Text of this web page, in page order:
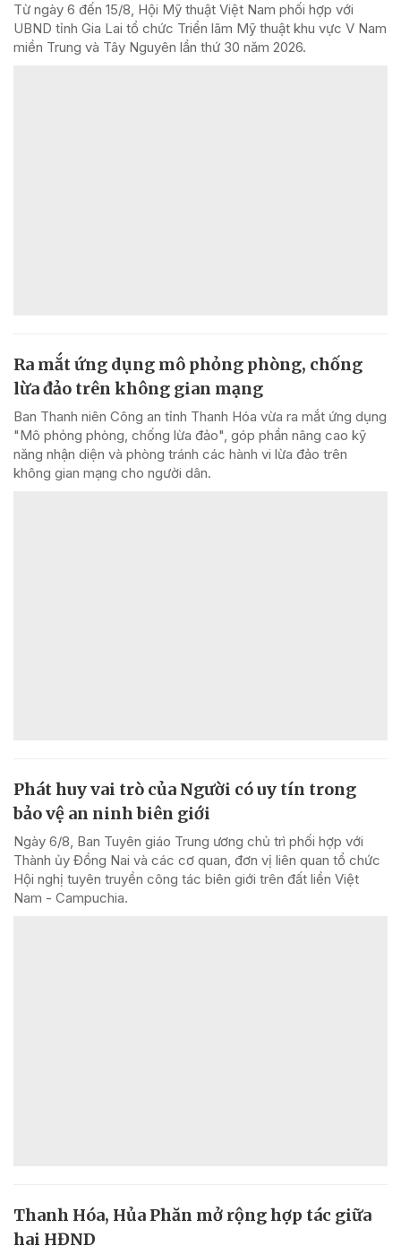
Từ ngày 6 đến 15/8, Hội Mỹ thuật Việt Nam phối hợp với
UBND tỉnh Gia Lai tổ chức Triển lãm Mỹ thuật khu vực V Nam
miền Trung và Tây Nguyên lần thứ 30 năm 2026.
Ra mắt ứng dụng mô phỏng phòng, chống
lừa đảo trên không gian mạng
Ban Thanh niên Công an tỉnh Thanh Hóa vừa ra mắt ứng dụng
"Mô phỏng phòng, chống lừa đảo", góp phần nâng cao kỹ
năng nhận diện và phòng tránh các hành vi lừa đảo trên
không gian mạng cho người dân.
Phát huy vai trò của Người có uy tín trong
bảo vệ an ninh biên giới
Ngày 6/8, Ban Tuyên giáo Trung ương chủ trì phối hợp với
Thành ủy Đồng Nai và các cơ quan, đơn vị liên quan tổ chức
Hội nghị tuyên truyền công tác biên giới trên đất liền Việt
Nam - Campuchia.
Thanh Hóa, Hủa Phăn mở rộng hợp tác giữa
hai HĐND